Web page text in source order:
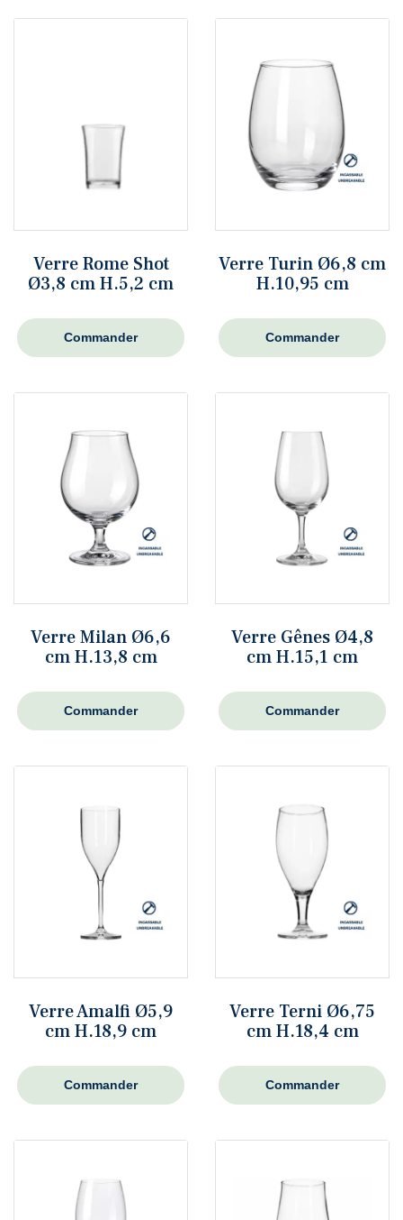
Verre Rome Shot
Ø3,8 cm H.5,2 cm
Commander
Verre Turin Ø6,8 cm
H.10,95 cm
Commander
Verre Milan Ø6,6
cm H.13,8 cm
Commander
Verre Gênes Ø4,8
cm H.15,1 cm
Commander
Verre Amalfi Ø5,9
cm H.18,9 cm
Commander
Verre Terni Ø6,75
cm H.18,4 cm
Commander